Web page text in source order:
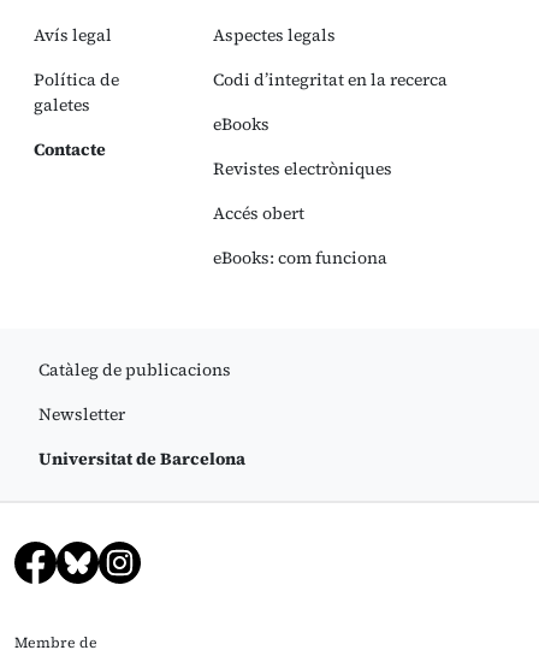
Avís legal
Política de
galetes
Contacte
Aspectes legals
Codi d’integritat en la recerca
eBooks
Revistes electròniques
Accés obert
eBooks: com funciona
Catàleg de publicacions
Newsletter
Universitat de Barcelona
Membre de